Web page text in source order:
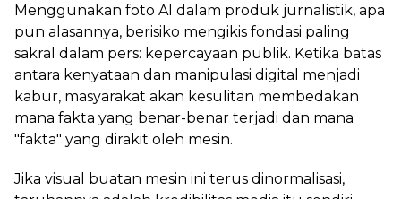
Menggunakan foto AI dalam produk jurnalistik, apa
pun alasannya, berisiko mengikis fondasi paling
sakral dalam pers: kepercayaan publik. Ketika batas
antara kenyataan dan manipulasi digital menjadi
kabur, masyarakat akan kesulitan membedakan
mana fakta yang benar-benar terjadi dan mana
"fakta" yang dirakit oleh mesin.
Jika visual buatan mesin ini terus dinormalisasi,